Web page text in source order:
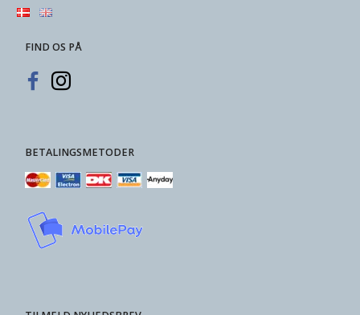
FIND OS PÅ
BETALINGSMETODER